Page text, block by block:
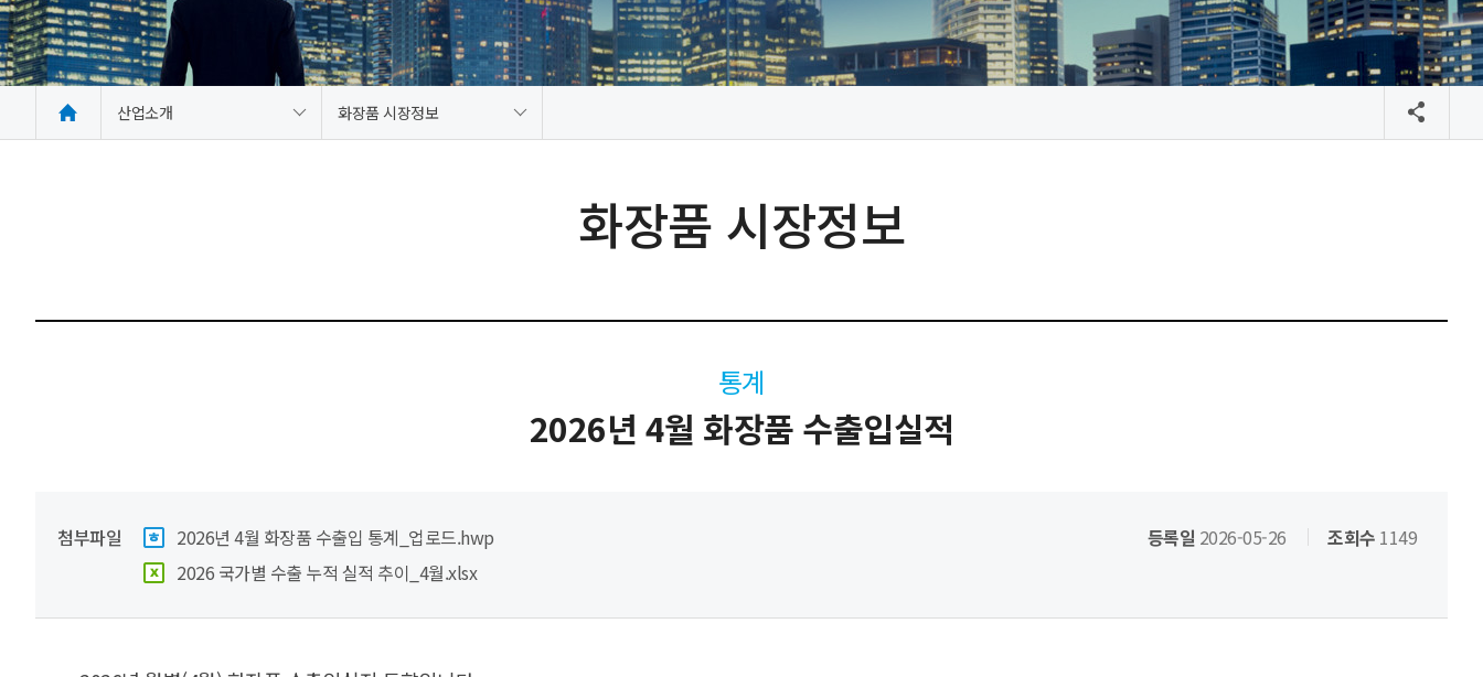
발간물 구매 안내
배너 광고 안내
산업소개 화장품 시장정보
화장품 시장정보
통계
2026년 4월 화장품 수출입실적
첨부파일
2026년 4월 화장품 수출입 통계_업로드.hwp
2026 국가별 수출 누적 실적 추이_4월.xlsx
등록일 2026-05-26 조회수 1149